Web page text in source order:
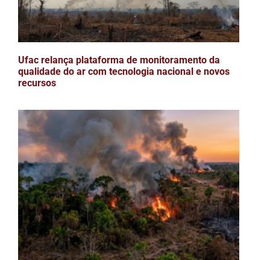
Ufac relança plataforma de monitoramento da
qualidade do ar com tecnologia nacional e novos
recursos